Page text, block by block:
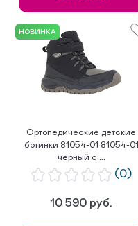
НОВИНКА
Ортопедические детские
ботинки 81054-01 81054-01
черный с ...
(0)
10 590 руб.